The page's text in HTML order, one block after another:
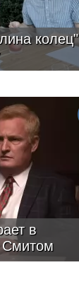
колец"
в
Смитом